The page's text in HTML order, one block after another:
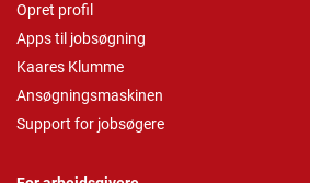
Opret profil
Apps til jobsøgning
Kaares Klumme
Ansøgningsmaskinen
Support for jobsøgere